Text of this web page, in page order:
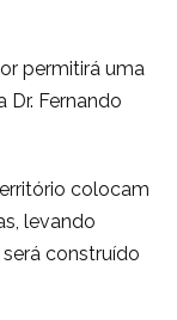
permitirá uma
Fernando
colocam
levando
construído